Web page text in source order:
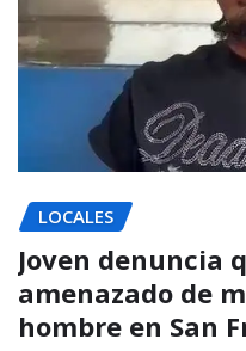
LOCALES
Joven denuncia
amenazado de
hombre en San